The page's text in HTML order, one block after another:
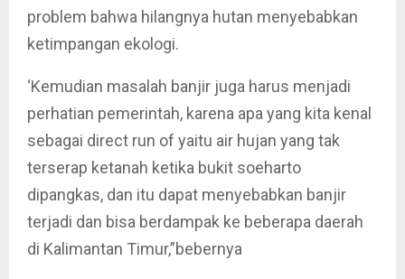
problem bahwa hilangnya hutan menyebabkan
ketimpangan ekologi.
‘Kemudian masalah banjir juga harus menjadi
perhatian pemerintah, karena apa yang kita kenal
sebagai direct run of yaitu air hujan yang tak
terserap ketanah ketika bukit soeharto
dipangkas, dan itu dapat menyebabkan banjir
terjadi dan bisa berdampak ke beberapa daerah
di Kalimantan Timur,”bebernya